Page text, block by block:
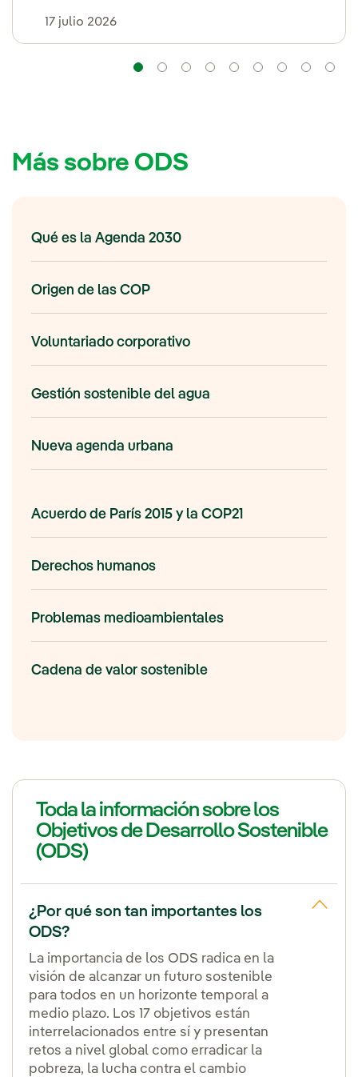
17 julio 2026
Navegación
Navegación
Navegación
Navegación
Navegación
Navegación
Más sobre ODS
Qué es la Agenda 2030
Origen de las COP
Voluntariado corporativo
Gestión sostenible del agua
Nueva agenda urbana
Acuerdo de París 2015 y la COP21
Derechos humanos
Problemas medioambientales
Cadena de valor sostenible
Toda la información sobre los
Objetivos de Desarrollo Sostenible
(ODS)
¿Por qué son tan importantes los
ODS?
La importancia de los ODS radica en la
visión de alcanzar un futuro sostenible
para todos en un horizonte temporal a
medio plazo. Los 17 objetivos están
interrelacionados entre sí y presentan
retos a nivel global como erradicar la
pobreza, la lucha contra el cambio